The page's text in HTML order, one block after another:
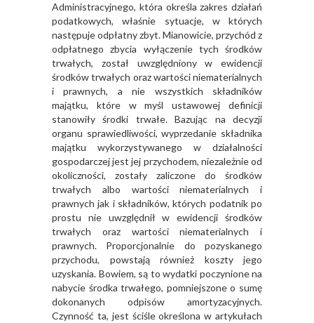
Administracyjnego, która określa zakres działań
podatkowych, właśnie sytuacje, w których
następuje odpłatny zbyt. Mianowicie, przychód z
odpłatnego zbycia wyłączenie tych środków
trwałych, został uwzględniony w ewidencji
środków trwałych oraz wartości niematerialnych
i prawnych, a nie wszystkich składników
majątku, które w myśl ustawowej definicji
stanowiły środki trwałe. Bazując na decyzji
organu sprawiedliwości, wyprzedanie składnika
majątku wykorzystywanego w działalności
gospodarczej jest jej przychodem, niezależnie od
okoliczności, zostały zaliczone do środków
trwałych albo wartości niematerialnych i
prawnych jak i składników, których podatnik po
prostu nie uwzględnił w ewidencji środków
trwałych oraz wartości niematerialnych i
prawnych. Proporcjonalnie do pozyskanego
przychodu, powstają również koszty jego
uzyskania. Bowiem, są to wydatki poczynione na
nabycie środka trwałego, pomniejszone o sumę
dokonanych odpisów amortyzacyjnych.
Czynność ta, jest ściśle określona w artykułach